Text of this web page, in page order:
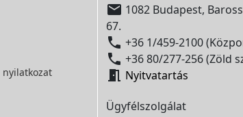
nyilatkozat
 1082 Budapest,
67.
 +36 1/459-2100
 +36 80/277-256 (Zöld
 Nyitvatartás
Ügyfélszolgálat